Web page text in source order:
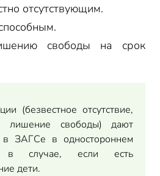
отсутствующим.
свободы на срок
(безвестное отсутствие,
лишение свободы) дают
ЗАГСе в одностороннем
в случае, если есть
дети.